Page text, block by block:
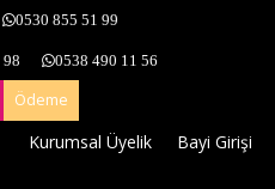
0530 855 51 99
98 0538 490 11 56
Ödeme
Kurumsal Üyelik Bayi Girişi